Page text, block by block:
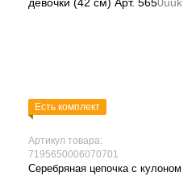
Есть комплект
Артикул товара:
7195650006070701
Серебряная цепочка с кулоном